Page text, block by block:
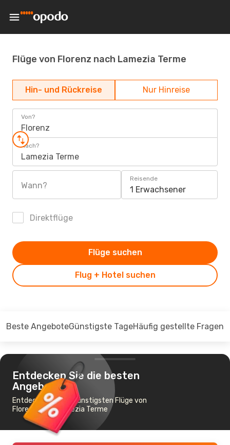
Flüge von Florenz nach Lamezia Terme
Hin- und Rückreise Nur Hinreise
Von?
Florenz
Nach?
Lamezia Terme
Wann?
Reisende
1 Erwachsener
Direktflüge
Flug + Hotel suchen
Flüge suchen
Beste AngeboteGünstigste TageHäufig gestellte Fragen
Entdecken Sie die besten
Angebote
Entdecken Sie die günstigsten Flüge von
Florenz nach Lamezia Terme